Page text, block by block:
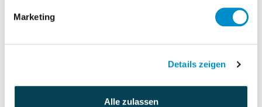
Marketing
Details zeigen
Alle zulassen
Liaise with Data Privacy Officer, as
Qualities required